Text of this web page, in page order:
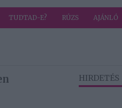
TUDTAD-E? RÚZS AJÁNLÓ
HIRDETÉS